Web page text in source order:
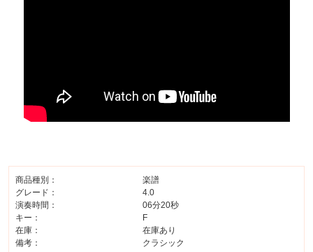
商品種別：
楽譜
グレード：
4.0
演奏時間：
06分20秒
キー：
F
在庫：
在庫あり
備考：
クラシック